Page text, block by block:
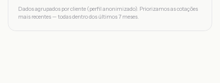
Dados agrupados por cliente (perfil anonimizado). Priorizamos as cotações
mais recentes — todas dentro dos últimos 7 meses.